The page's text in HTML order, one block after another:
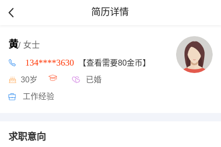
简历详情
黄/ 女士
134****3630 【查看需要80金币】
30岁 已婚
工作经验
求职意向